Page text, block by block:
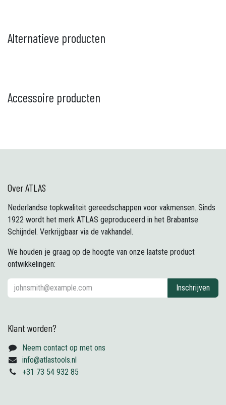
Alternatieve producten
Accessoire producten
Over ATLAS
Nederlandse topkwaliteit gereedschappen voor vakmensen. Sinds
1922 wordt het merk ATLAS geproduceerd in het Brabantse
Schijndel. Verkrijgbaar via de vakhandel.
We houden je graag op de hoogte van onze laatste product
ontwikkelingen:
Inschrijven
Klant worden?
Neem contact op met ons
info@atlastools.nl
+31 73 54 932 85